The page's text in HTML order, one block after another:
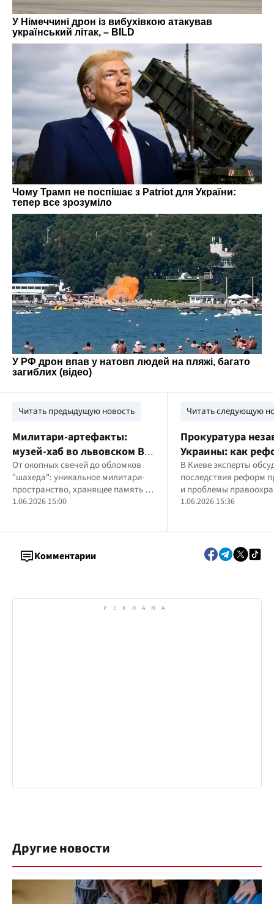
Читать предыдущую новость
Милитари-артефакты:
музей-хаб во львовском ВЦ
"Защитим Украину Вместе"
пустили в научное русло
От окопных свечей до обломков
"шахеда": уникальное милитари-
пространство, хранящее память о
современной войне
1.06.2026 15:00
Читать следующую
Прокуратура
Украины: как
изменили
дальше – в Киеве
круглый стол
В Киеве эксперты
последствия реформ
и проблемы
системы
1.06.2026 15:36
Комментарии
Другие новости